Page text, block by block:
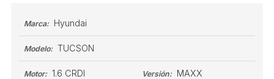
Marca: Hyundai
Modelo: TUCSON
Motor: 1.6 CRDI Versión: MAXX